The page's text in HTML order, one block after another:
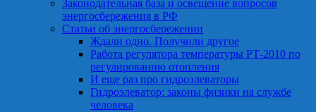
Законодательная база и освещение вопросов
энергосбережения в РФ
Статьи об энергосбережении
Ждали одно. Получили другое
Работа регулятора температуры РТ-2010 по
регулированию отопления
И еще раз про гидроэлеваторы
Гидроэлеватор: законы физики на службе
человека